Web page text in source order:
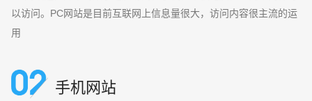
以访问。PC网站是目前互联网上信息量很大，访问内容很主流的运
用
手机网站